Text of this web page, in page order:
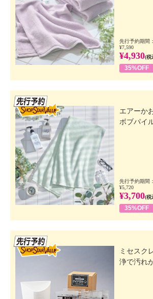
先行予約期間
¥7,590
¥4,930(税
35%OFF
エアーか
ボブパイ
先行予約期間
¥5,720
¥3,700(税
35%OFF
ミセスク
浄で汚れ